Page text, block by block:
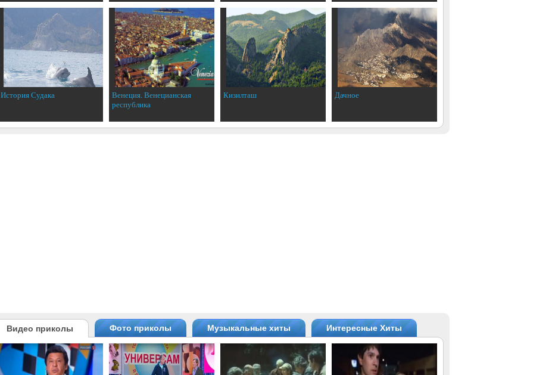
История Судака
Венеция. Венецианская
республика
Кизилташ Дачное
Видео приколы Фото приколы Музыкальные хиты Интересные Хиты